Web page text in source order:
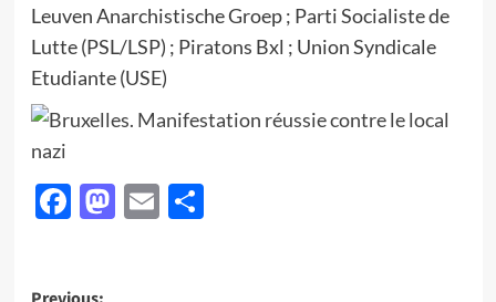
Leuven Anarchistische Groep ; Parti Socialiste de
Lutte (PSL/LSP) ; Piratons Bxl ; Union Syndicale
Etudiante (USE)
Facebook
Mastodon
EmailDelen